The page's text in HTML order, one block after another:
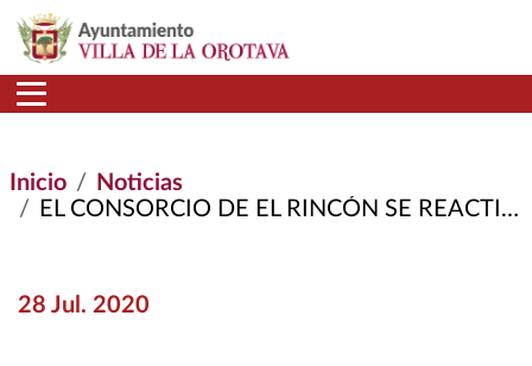
Pasar al contenido principal
Inicio
Noticias
EL CONSORCIO DE EL RINCÓN SE REACTIVA Y CUENTA CON MÁS DE UN MILLÓN DE EUROS PARA INVERSIONES
28 Jul. 2020